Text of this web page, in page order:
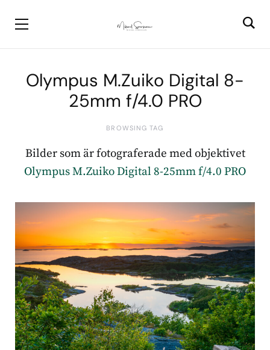
Olympus M.Zuiko Digital 8-
25mm f/4.0 PRO
BROWSING TAG
Bilder som är fotograferade med objektivet
Olympus M.Zuiko Digital 8-25mm f/4.0 PRO